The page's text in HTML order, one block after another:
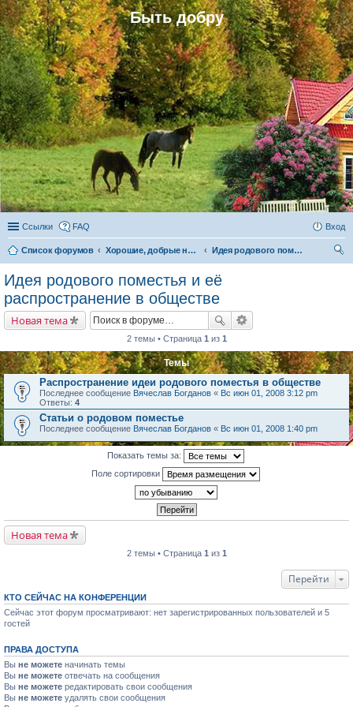
Быть добру
Ссылки FAQ Вход
Список форумов Хорошие, добрые новости и их распространение в обществе
Идея родового поместья и её распространение в обществе
Идея родового поместья и её
распространение в обществе
Новая тема
2 темы • Страница 1 из 1
Темы
Распространение идеи родового поместья в обществе
Последнее сообщение Вячеслав Богданов « Вс июн 01, 2008 3:12 pm
Ответы: 4
Статьи о родовом поместье
Последнее сообщение Вячеслав Богданов « Вс июн 01, 2008 1:40 pm
Показать темы за:
Поле сортировки
Новая тема
2 темы • Страница 1 из 1
Перейти
КТО СЕЙЧАС НА КОНФЕРЕНЦИИ
Сейчас этот форум просматривают: нет зарегистрированных пользователей и 5
гостей
ПРАВА ДОСТУПА
Вы не можете начинать темы
Вы не можете отвечать на сообщения
Вы не можете редактировать свои сообщения
Вы не можете удалять свои сообщения